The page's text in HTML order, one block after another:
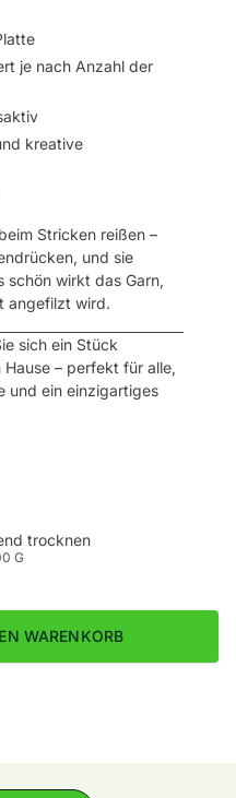
je nach Anzahl der
kreative
Stricken reißen –
und sie
schön wirkt das Garn,
angefilzt wird.
sich ein Stück
Hause – perfekt für alle,
und ein einzigartiges
trocknen
G
Heather / Aschgrau meliert
1026 Ash Heather / Aschgrau
WARENKORB